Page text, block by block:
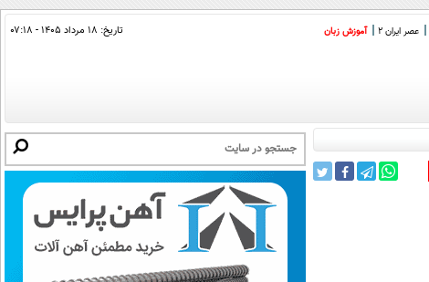
عصر ایران 2 آموزش زبان تاریخ: ۱۸ مرداد ۱۴۰۵ - ۰۷:۱۸